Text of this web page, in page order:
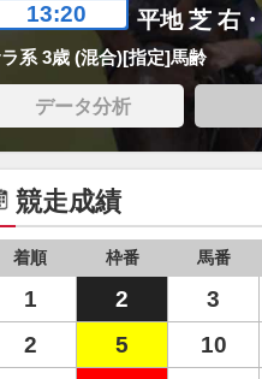
13:20 平地 芝 右
系 3歳 (混合)[指定]馬齢
データ分析
競走成績
着順 枠番 馬番
1 2 3
2
5 10